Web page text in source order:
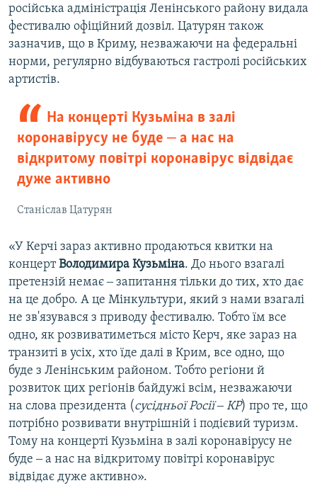
російська адміністрація Ленінського району видала
фестивалю офіційний дозвіл. Цатурян також
зазначив, що в Криму, незважаючи на федеральні
норми, регулярно відбуваються гастролі російських
артистів.
На концерті Кузьміна в залі
коронавірусу не буде ‒ а нас на
відкритому повітрі коронавірус відвідає
дуже активно
Станіслав Цатурян
«У Керчі зараз активно продаються квитки на
концертВолодимира Кузьміна. До нього взагалі
претензій немає ‒ запитання тільки до тих, хто дає
на це добро. А це Мінкультури, який з нами взагалі
не зв'язувався з приводу фестивалю. Тобто їм все
одно, як розвиватиметься місто Керч, яке зараз на
транзиті в усіх, хто їде далі в Крим, все одно, що
буде з Ленінським районом. Тобто регіони й
розвиток цих регіонів байдужі всім, незважаючи
на слова президента (сусідньої Росії ‒ КР) про те, що
потрібно розвивати внутрішній і подієвий туризм.
Тому на концерті Кузьміна в залі коронавірусу не
буде ‒ а нас на відкритому повітрі коронавірус
відвідає дуже активно».